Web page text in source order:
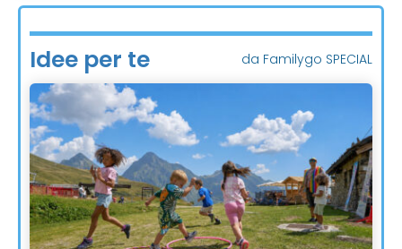
Idee per te da Familygo SPECIAL